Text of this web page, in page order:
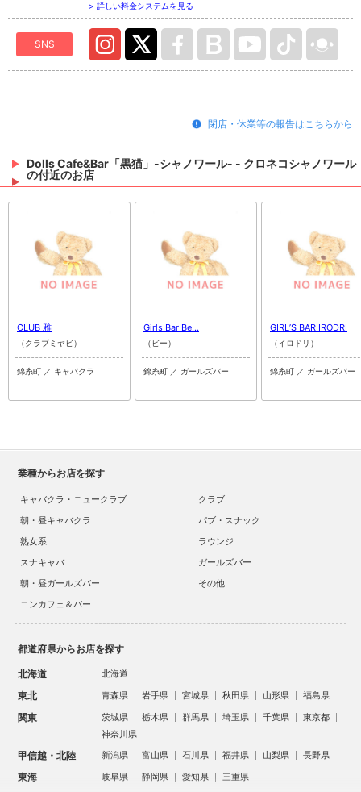
> 詳しい料金システムを見る
SNS
閉店・休業等の報告はこちらから
Dolls Cafe&Bar「黒猫」-シャノワール- - クロネコシャノワール
の付近のお店
CLUB 雅
（クラブミヤビ）
錦糸町 ／ キャバクラ
Girls Bar Be...
（ビー）
錦糸町 ／ ガールズバー
GIRL’S BAR IRODRI
（イロドリ）
錦糸町 ／ ガールズバー
業種からお店を探す
キャバクラ・ニュークラブ
クラブ
朝・昼キャバクラ
パブ・スナック
熟女系
ラウンジ
スナキャバ
ガールズバー
朝・昼ガールズバー
その他
コンカフェ＆バー
都道府県からお店を探す
北海道 北海道
東北 青森県 岩手県 宮城県 秋田県 山形県 福島県
関東 茨城県 栃木県 群馬県 埼玉県 千葉県
東京都
神奈川県
甲信越・北陸 新潟県 富山県 石川県 福井県 山梨県 長野県
東海 岐阜県 静岡県 愛知県 三重県